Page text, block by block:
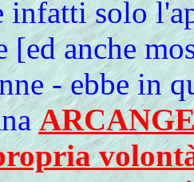
infatti solo
[ed anche
- ebbe in